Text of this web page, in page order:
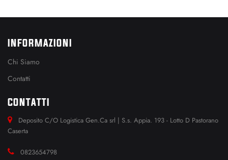
INFORMAZIONI
Chi Siamo
Contatti
CONTATTI
Deposito C/O Logistica Gen.Ca srl | S.s. Appia. 193 - Lotto D Pastorano
Caserta
0823654798